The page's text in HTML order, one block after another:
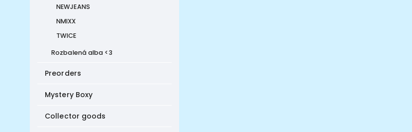
NEWJEANS
NMIXX
TWICE
Rozbalená alba <3
Preorders
Mystery Boxy
Collector goods